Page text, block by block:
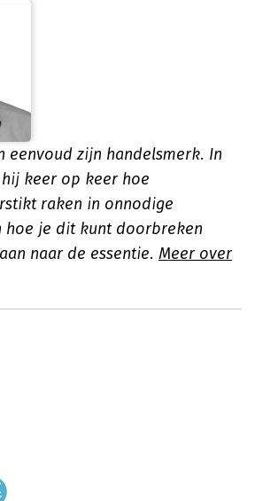
eenvoud zijn handelsmerk. In
keer op keer hoe
raken in onnodige
hoe je dit kunt doorbreken
naar de essentie. Meer over